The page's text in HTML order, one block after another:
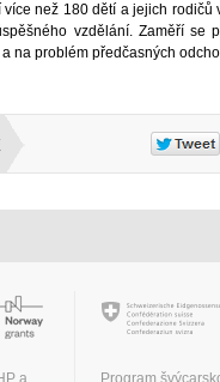
více než 180 dětí a jejich
vzdělání. Zaměří se
na problém předčasných